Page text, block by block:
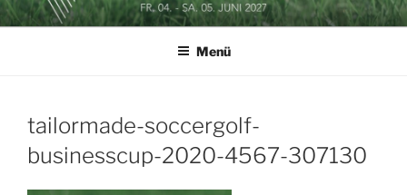
Zum
InhaltSOCCERGOLF BUSINESSCUP
Menü
tailormade-soccergolf-
businesscup-2020-4567-307130